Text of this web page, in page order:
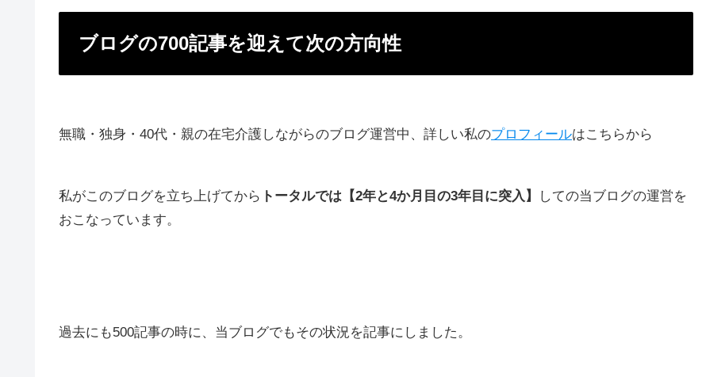
ブログの700記事を迎えて次の方向性
無職・独身・40代・親の在宅介護しながらのブログ運営中、詳しい私のプロフィールはこちらから
私がこのブログを立ち上げてから トータルでは【2年と4か月目の3年目に突入】
しての当ブログの運営を
おこなっています。
過去にも500記事の時に、当ブログでもその状況を記事にしました。